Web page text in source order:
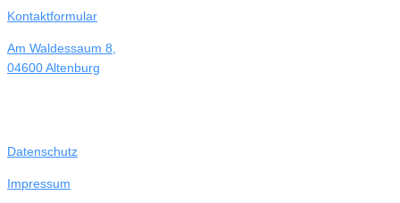
Kontaktformular
Am Waldessaum 8,
04600 Altenburg
Datenschutz
Impressum